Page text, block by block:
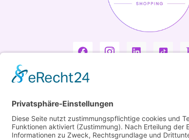
Copyright ©2026 Kotarek. All rights reserved.